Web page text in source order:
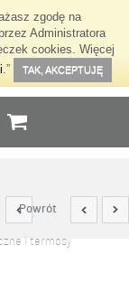
zgodę na
Administratora
cookies. Więcej
.” TAK, AKCEPTUJĘ
Powrót
i termosy